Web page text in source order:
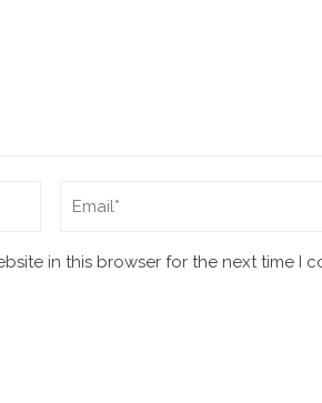
in this browser for the next time I